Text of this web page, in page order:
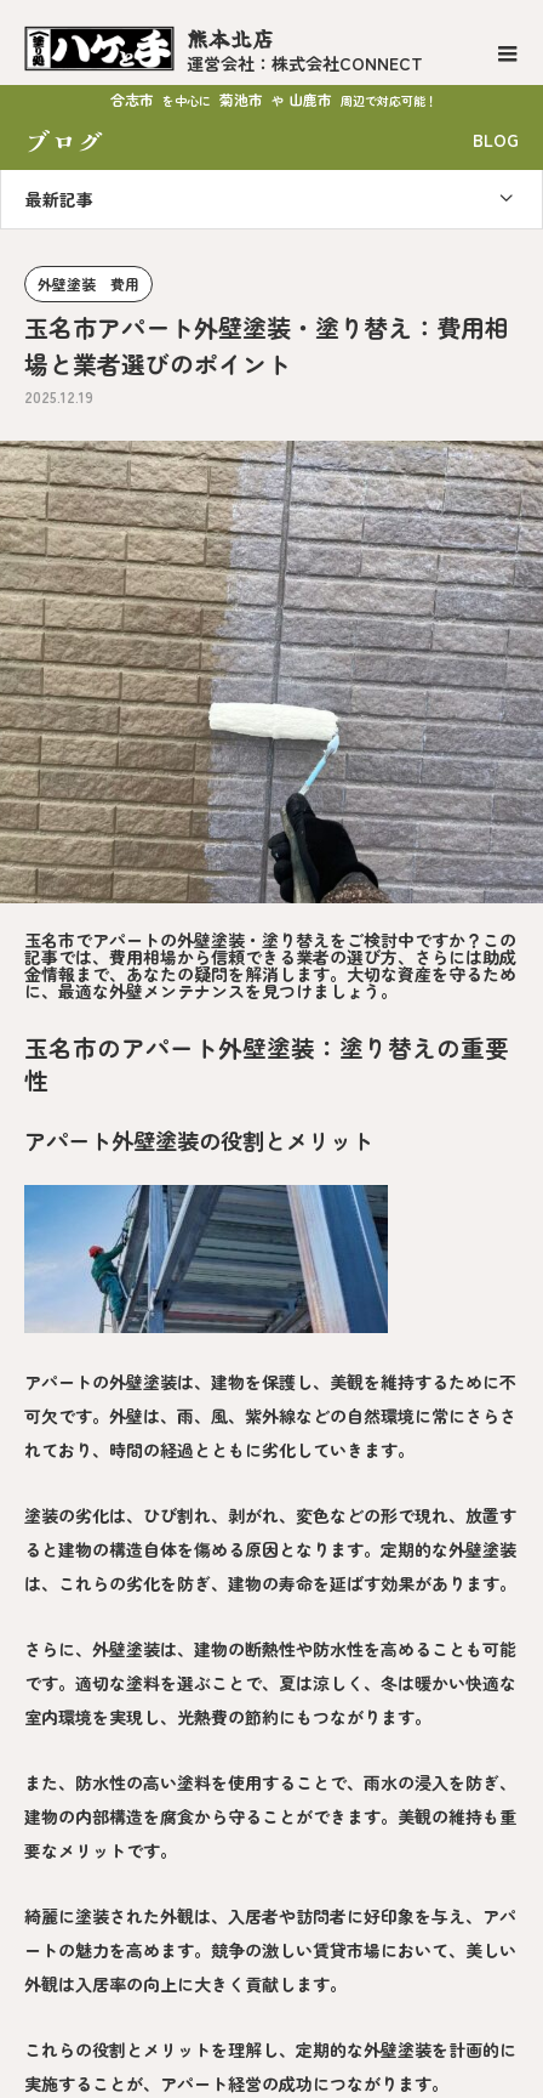
熊本北店
運営会社：株式会社CONNECT
合志市 を中心に 菊池市 や 山鹿市 周辺で対応可能！
ブログ BLOG
最新記事
外壁塗装 費用
玉名市アパート外壁塗装・塗り替え：費用相
場と業者選びのポイント
2025.12.19
玉名市でアパートの外壁塗装・塗り替えをご検討中ですか？この
記事では、費用相場から信頼できる業者の選び方、さらには助成
金情報まで、あなたの疑問を解消します。大切な資産を守るため
に、最適な外壁メンテナンスを見つけましょう。
玉名市のアパート外壁塗装：塗り替えの重要
性
アパート外壁塗装の役割とメリット
アパートの外壁塗装は、建物を保護し、美観を維持するために不
可欠です。外壁は、雨、風、紫外線などの自然環境に常にさらさ
れており、時間の経過とともに劣化していきます。
塗装の劣化は、ひび割れ、剥がれ、変色などの形で現れ、放置す
ると建物の構造自体を傷める原因となります。定期的な外壁塗装
は、これらの劣化を防ぎ、建物の寿命を延ばす効果があります。
さらに、外壁塗装は、建物の断熱性や防水性を高めることも可能
です。適切な塗料を選ぶことで、夏は涼しく、冬は暖かい快適な
室内環境を実現し、光熱費の節約にもつながります。
また、防水性の高い塗料を使用することで、雨水の浸入を防ぎ、
建物の内部構造を腐食から守ることができます。美観の維持も重
要なメリットです。
綺麗に塗装された外観は、入居者や訪問者に好印象を与え、アパ
ートの魅力を高めます。競争の激しい賃貸市場において、美しい
外観は入居率の向上に大きく貢献します。
これらの役割とメリットを理解し、定期的な外壁塗装を計画的に
実施することが、アパート経営の成功につながります。